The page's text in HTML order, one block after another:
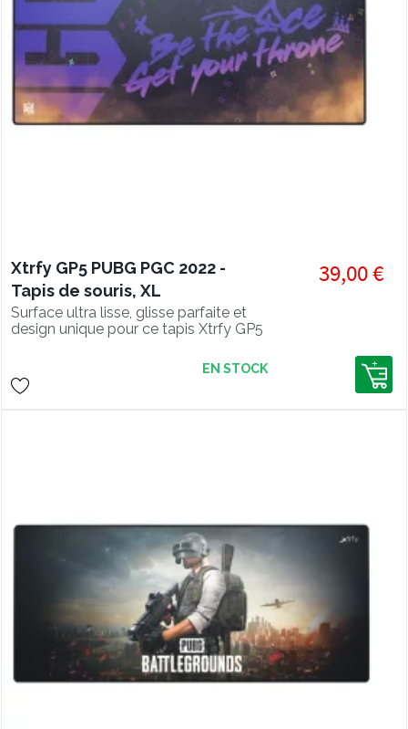
Xtrfy GP5 PUBG PGC 2022 -
Tapis de souris, XL
Surface ultra lisse, glisse parfaite et
design unique pour ce tapis Xtrfy GP5
39,00 €
EN STOCK